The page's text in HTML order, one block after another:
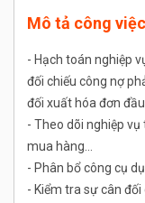
Mô tả công việc
- Hạch toán nghiệp
đối chiếu công nợ
đối xuất hóa đơn
- Theo dõi nghiệp
mua hàng…
- Phân bổ công cụ
- Kiểm tra sự cân